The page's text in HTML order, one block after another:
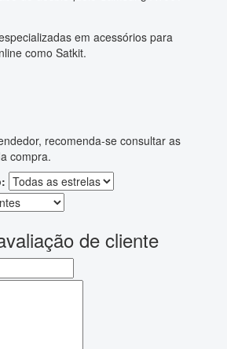
em acessórios para
como Satkit.
recomenda-se consultar as
compra.
de cliente